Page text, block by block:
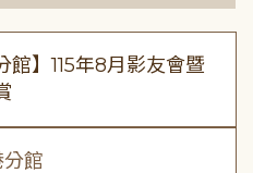
館】115年8月影友會暨
館